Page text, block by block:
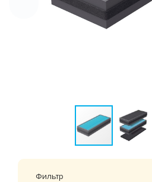
Фильтр